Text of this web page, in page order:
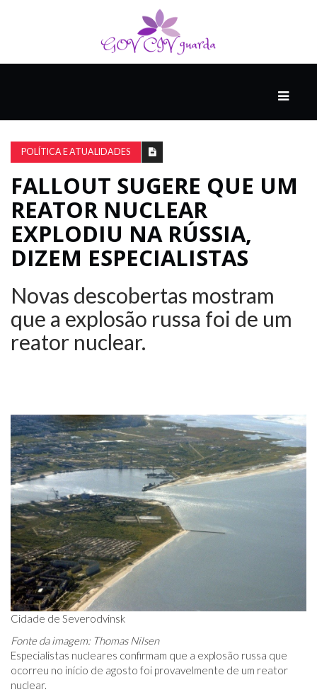
DO
THINK
COMPANHEIRO
COM
UM
ESTRONDO
POLÍTICA E ATUALIDADES
FALLOUT SUGERE QUE UM
REATOR NUCLEAR
EXPLODIU NA RÚSSIA,
DIZEM ESPECIALISTAS
Novas descobertas mostram
que a explosão russa foi de um
reator nuclear.
Cidade de Severodvinsk
Fonte da imagem: Thomas Nilsen
Especialistas nucleares confirmam que a explosão russa que
ocorreu no início de agosto foi provavelmente de um reator
nuclear.